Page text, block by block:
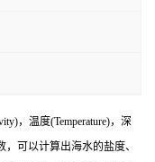
，温度(Temperature)，深
可以计算出海水的盐度、